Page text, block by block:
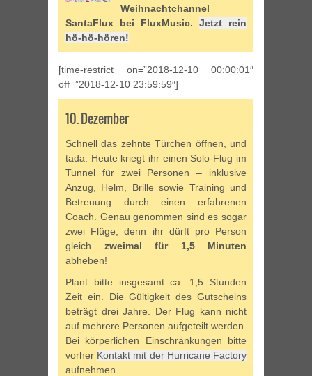
Weihnachtchannel
SantaFlux bei FluxMusic. Jetzt rein
hö-hö-hören!
[time-restrict on=”2018-12-10 00:00:01″
off=”2018-12-10 23:59:59″]
10. Dezember
Schnell das zehnte Türchen öffnen, und
tada: Heute kriegt ihr einen Solo-Flug im
Tunnel für zwei Personen – inklusive
Anzug, Helm, Brille sowie Training und
Betreuung durch einen erfahrenen
Coach. Genau genommen sind es sogar
zwei Flüge, denn ihr dürft pro Person
gleich zweimal für 1,5 Minuten
abheben!
Plant bitte insgesamt ca. 1,5 Stunden
Zeit ein. Die Gültigkeit des Gutscheins
beträgt drei Jahre. Der Flug kann nicht
auf mehrere Personen aufgeteilt werden.
Bei körperlichen Einschränkungen bitte
vorher Kontakt mit der Hurricane Factory
aufnehmen.